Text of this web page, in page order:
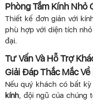
Phòng Tắm Kính Nhỏ
Thiết kế đơn giản với
phù hợp với diện tích
đại.
Tư Vấn Và Hỗ Trợ
Giải Đáp Thắc Mắc
Nếu quý khách có bất
kính, đội ngũ của chúng